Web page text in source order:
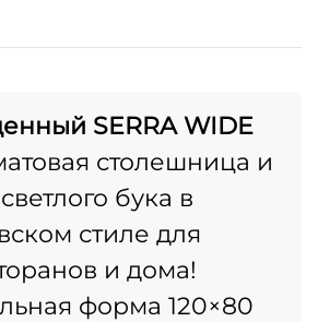
SERRA WIDE
столешница и
бука в
стиле для
и дома!
форма 120×80